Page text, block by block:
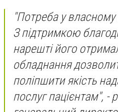
"Потреба у власному
З підтримкою
нарешті його
обладнання
поліпшити якість
послуг пацієнтам", -